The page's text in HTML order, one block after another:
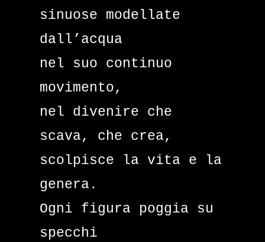
sinuose modellate
dall’acqua
nel suo continuo
movimento,
nel divenire che
scava, che crea,
scolpisce la vita e la
genera.
Ogni figura poggia su
specchi